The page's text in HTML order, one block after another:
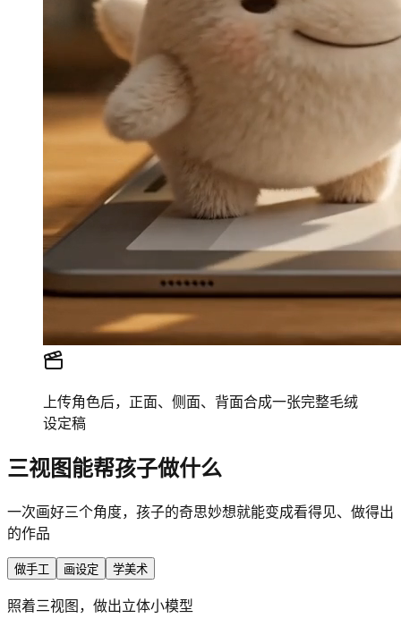
上传角色后，正面、侧面、背面合成一张完整毛绒
设定稿
三视图能帮孩子做什么
一次画好三个角度，孩子的奇思妙想就能变成看得见、做得出
的作品
做手工 画设定 学美术
照着三视图，做出立体小模型